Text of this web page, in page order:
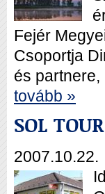
Fejér
Csoportja
és
tovább »
SOL
2007.10.22.